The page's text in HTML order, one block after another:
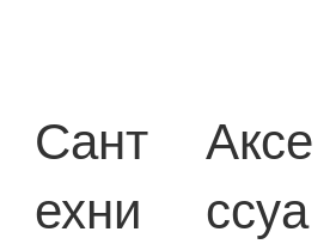
Сант
ехни
Аксе
ссуа